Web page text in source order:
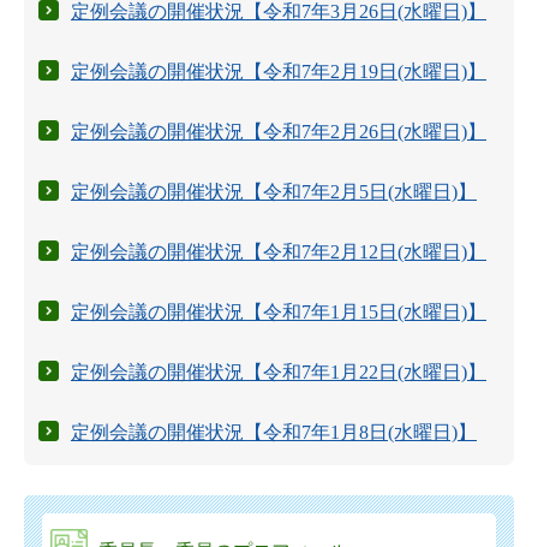
定例会議の開催状況【令和7年3月26日(水曜日)】
定例会議の開催状況【令和7年2月19日(水曜日)】
定例会議の開催状況【令和7年2月26日(水曜日)】
定例会議の開催状況【令和7年2月5日(水曜日)】
定例会議の開催状況【令和7年2月12日(水曜日)】
定例会議の開催状況【令和7年1月15日(水曜日)】
定例会議の開催状況【令和7年1月22日(水曜日)】
定例会議の開催状況【令和7年1月8日(水曜日)】